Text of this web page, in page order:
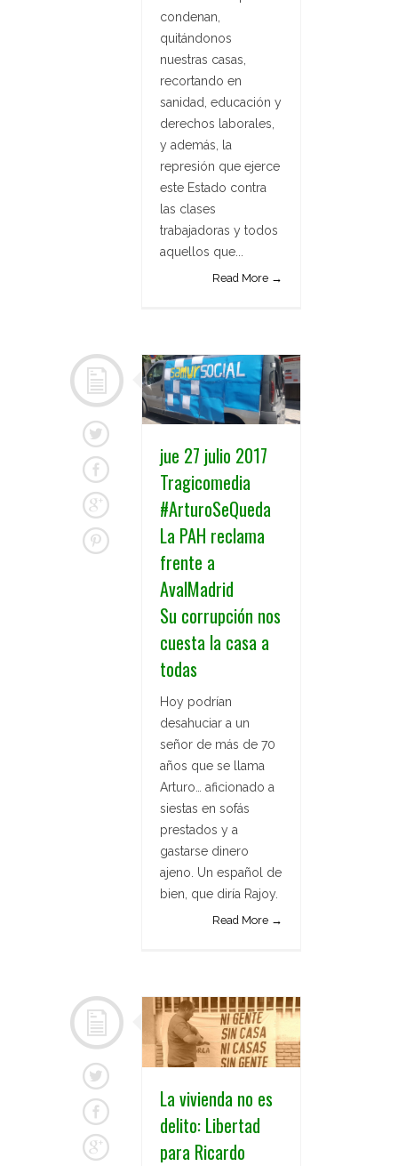
condenan,
quitándonos
nuestras casas,
recortando en
sanidad, educación y
derechos laborales,
y además, la
represión que ejerce
este Estado contra
las clases
trabajadoras y todos
aquellos que...
Read More →
jue 27 julio 2017
Tragicomedia
#ArturoSeQueda
La PAH reclama
frente a
AvalMadrid
Su corrupción nos
cuesta la casa a
todas
Hoy podrían
desahuciar a un
señor de más de 70
años que se llama
Arturo… aficionado a
siestas en sofás
prestados y a
gastarse dinero
ajeno. Un español de
bien, que diría Rajoy.
Read More →
La vivienda no es
delito: Libertad
para Ricardo